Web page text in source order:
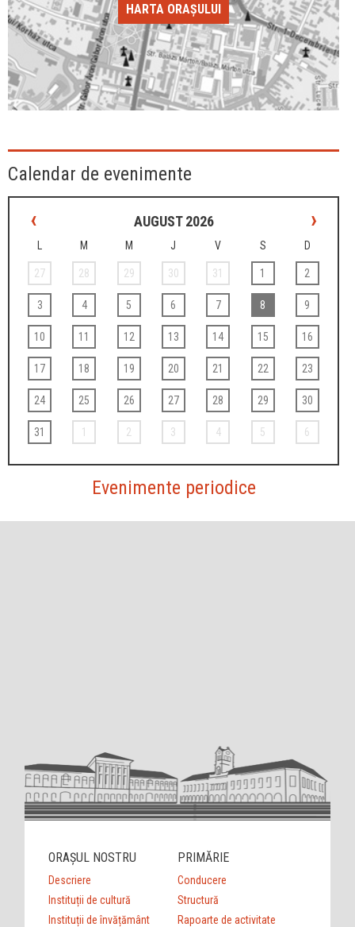
HARTA ORAȘULUI
Calendar de evenimente
‹ AUGUST 2026 ›
L M M J V S D
27 28 29 30 31 1 2
3 4 5 6 7 8 9
10 11 12 13 14 15 16
17 18 19 20 21 22 23
24 25 26 27 28 29 30
31 1 2 3 4 5 6
Evenimente periodice
ORAȘUL NOSTRU
Descriere
Instituții de cultură
Instituții de învățământ
PRIMĂRIE
Conducere
Structură
Rapoarte de activitate